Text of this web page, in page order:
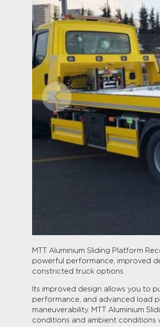
MTT Aluminium Sliding Platform
powerful performance, improved
constricted truck options.
Its improved design allows you to
performance, and advanced load
maneuverability. MTT Aluminium
conditions and ambient conditions